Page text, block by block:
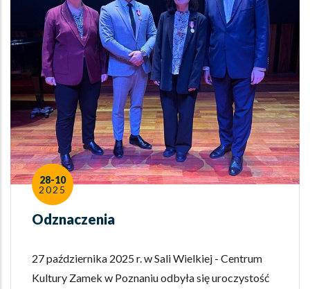
28-10
2025
Odznaczenia
27 października 2025 r. w Sali Wielkiej - Centrum
Kultury Zamek w Poznaniu odbyła się uroczystość